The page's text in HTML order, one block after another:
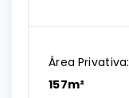
Área Privativa:
157m²